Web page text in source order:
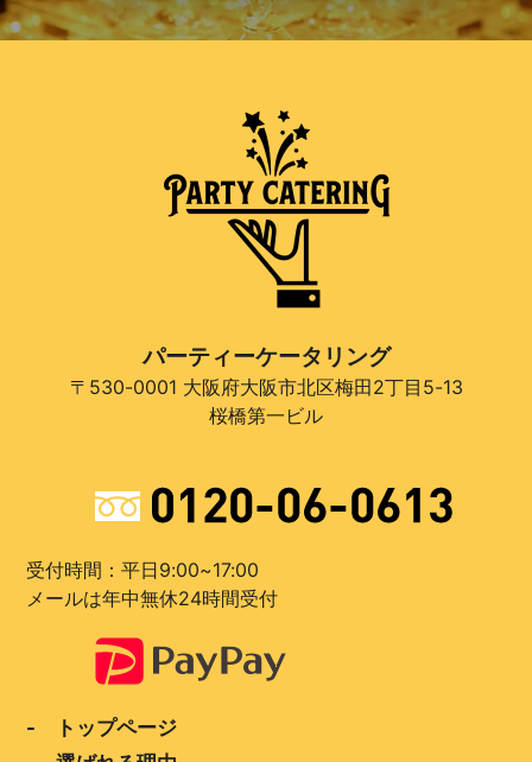
パーティーケータリング
〒530-0001 大阪府大阪市北区梅田2丁目5-13
桜橋第一ビル
受付時間：平日9:00~17:00
メールは年中無休24時間受付
- トップページ